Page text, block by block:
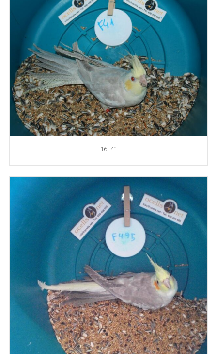
16F41